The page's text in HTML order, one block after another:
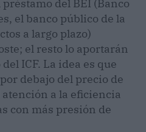
del BEI (Banco
el banco público de la
a largo plazo)
el resto lo aportarán
ICF. La idea es que
debajo del precio de
a la eficiencia
con más presión de